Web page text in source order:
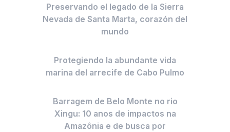
Preservando el legado de la Sierra
Nevada de Santa Marta, corazón del
mundo
Protegiendo la abundante vida
marina del arrecife de Cabo Pulmo
Barragem de Belo Monte no rio
Xingu: 10 anos de impactos na
Amazônia e de busca por